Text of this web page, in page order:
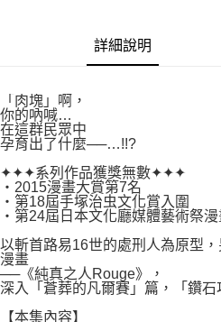
https://aftee.tw/terms/#terms3
３．未成年的使用者請事先徵得法定代理
任。
４．使用「AFTEE先享後付」時，將依據
時審查核予不同之上限額度；若仍有額度
請求用戶進行身份認證。
恩沛科技股份有限公司將有權停止該用戶
每筆NT$80，滿NT$500(含以上)免運
每筆NT$100，滿NT$800(含以上)免
國家/地區配送
詳細說明
「肉塊」啊，
你的吶喊…
在這群民眾中
孕育出了什麼──…!!?
✦✦✦系列作品獲獎無數✦✦✦
・2015漫畫大賞第7名
・第18屆手塚治虫文化賞入圍
・第24屆日本文化廳媒體藝術祭
以斬首路易16世的處刑人為原型
漫畫
──《純真之人Rouge》，
深入「蒼葬的凡爾賽」篇，「鑽石
【本集內容】